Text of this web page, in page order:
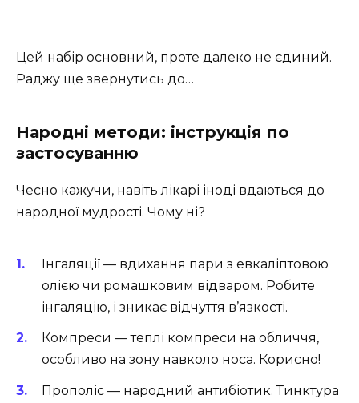
Цей набір основний, проте далеко не єдиний.
Раджу ще звернутись до…
Народні методи: інструкція по
застосуванню
Чесно кажучи, навіть лікарі іноді вдаються до
народної мудрості. Чому ні?
Інгаляції — вдихання пари з евкаліптовою
олією чи ромашковим відваром. Робите
інгаляцію, і зникає відчуття в’язкості.
Компреси — теплі компреси на обличчя,
особливо на зону навколо носа. Корисно!
Прополіс — народний антибіотик. Тинктура